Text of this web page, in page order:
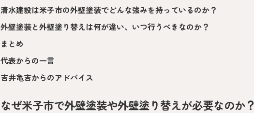
清水建設は米子市の外壁塗装でどんな強みを持っているのか？
外壁塗装と外壁塗り替えは何が違い、いつ行うべきなのか？
まとめ
代表からの一言
吉井亀吉からのアドバイス
なぜ米子市で外壁塗装や外壁塗り替えが必要なのか？